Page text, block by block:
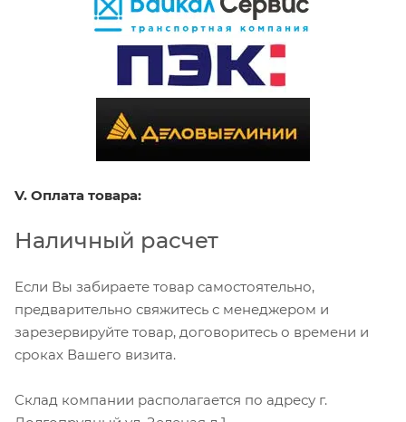
V. Оплата товара:
Наличный расчет
Если Вы забираете товар самостоятельно,
предварительно свяжитесь с менеджером и
зарезервируйте товар, договоритесь о времени и
сроках Вашего визита.
Склад компании располагается по адресу г.